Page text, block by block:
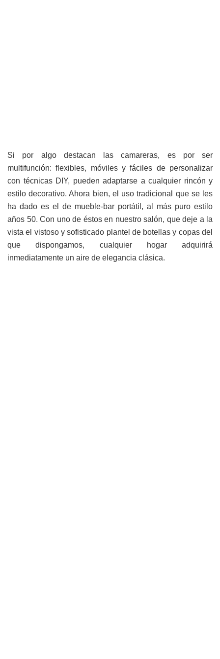
Si por algo destacan las camareras, es por ser
multifunción: flexibles, móviles y fáciles de personalizar
con técnicas DIY, pueden adaptarse a cualquier rincón y
estilo decorativo. Ahora bien, el uso tradicional que se les
ha dado es el de mueble-bar portátil, al más puro estilo
años 50. Con uno de éstos en nuestro salón, que deje a la
vista el vistoso y sofisticado plantel de botellas y copas del
que dispongamos, cualquier hogar adquirirá
inmediatamente un aire de elegancia clásica.